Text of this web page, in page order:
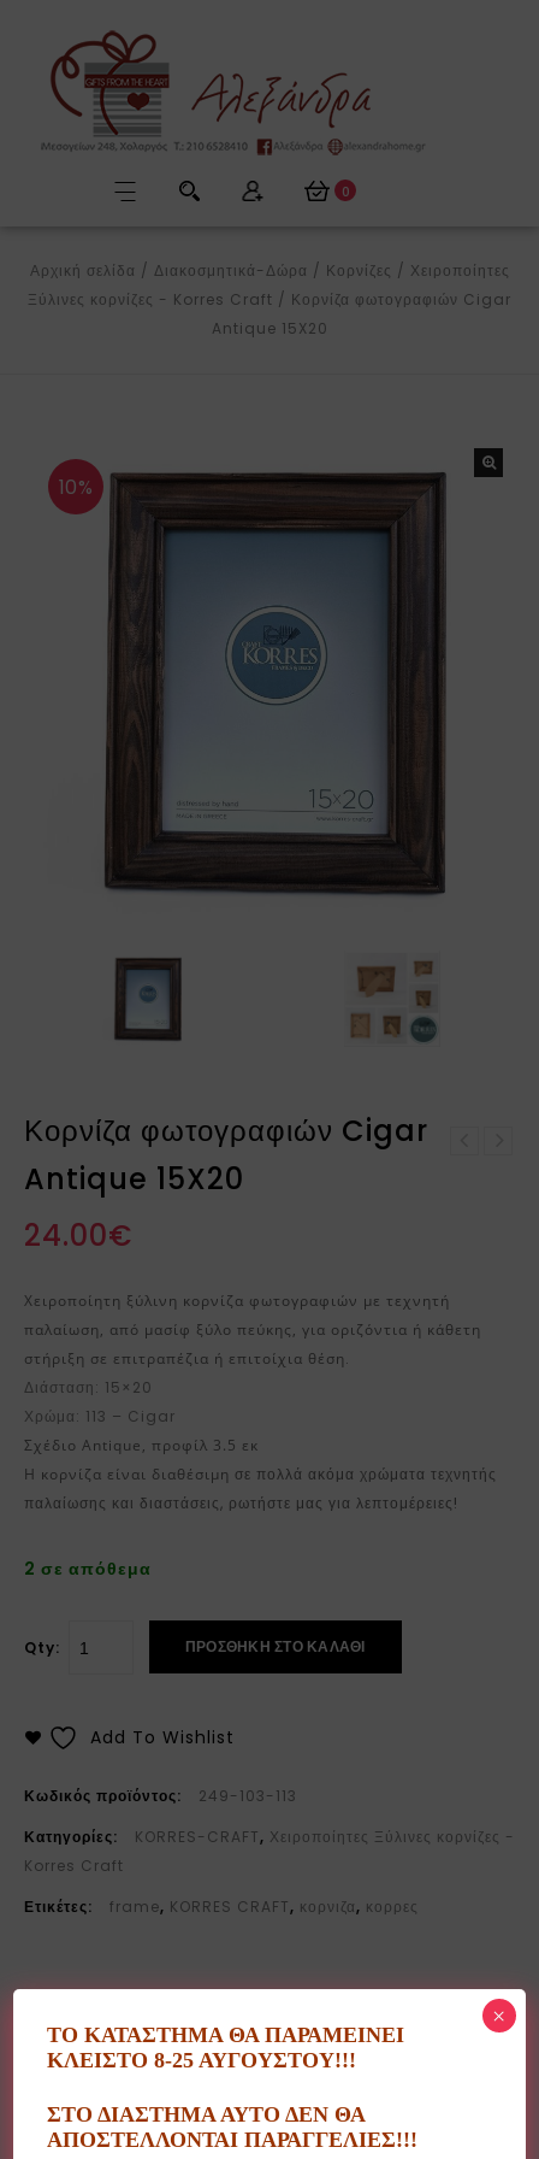
0
Αρχική σελίδα / Διακοσμητικά-Δώρα / Κορνίζες / Χειροποίητες
Ξύλινες κορνίζες - Korres Craft / Κορνίζα φωτογραφιών Cigar
Antique 15X20
10%
Κορνίζα φωτογραφιών Cigar
Antique 15X20
24.00€
Χειροποίητη ξύλινη κορνίζα φωτογραφιών με τεχνητή
παλαίωση, από μασίφ ξύλο πεύκης, για οριζόντια ή κάθετη
στήριξη σε επιτραπέζια ή επιτοίχια θέση.
Διάσταση: 15×20
Χρώμα: 113 – Cigar
Σχέδιο Antique, προφίλ 3.5 εκ
Η κορνίζα είναι διαθέσιμη σε πολλά ακόμα χρώματα τεχνητής
παλαίωσης και διαστάσεις, ρωτήστε μας για λεπτομέρειες!
2 σε απόθεμα
Qty: ΠΡΟΣΘΉΚΗ ΣΤΟ ΚΑΛΆΘΙ
Add To Wishlist
Κωδικός προϊόντος:
249-103-113
Κατηγορίες:
KORRES-CRAFT, Χειροποίητες Ξύλινες κορνίζες -
Korres Craft
Ετικέτες:
frame, KORRES CRAFT, κορνιζα, κορρες
Περιγραφή
Ξύλινα προϊόντα τεχνητής παλαίωσης, ελληνικού
ΤΟ ΚΑΤΑΣΤΗΜΑ ΘΑ ΠΑΡΑΜΕΙΝΕΙ
ΚΛΕΙΣΤΟ 8-25 ΑΥΓΟΥΣΤΟΥ!!!
ΣΤΟ ΔΙΑΣΤΗΜΑ ΑΥΤΟ ΔΕΝ ΘΑ
ΑΠΟΣΤΕΛΛΟΝΤΑΙ ΠΑΡΑΓΓΕΛΙΕΣ!!!
×